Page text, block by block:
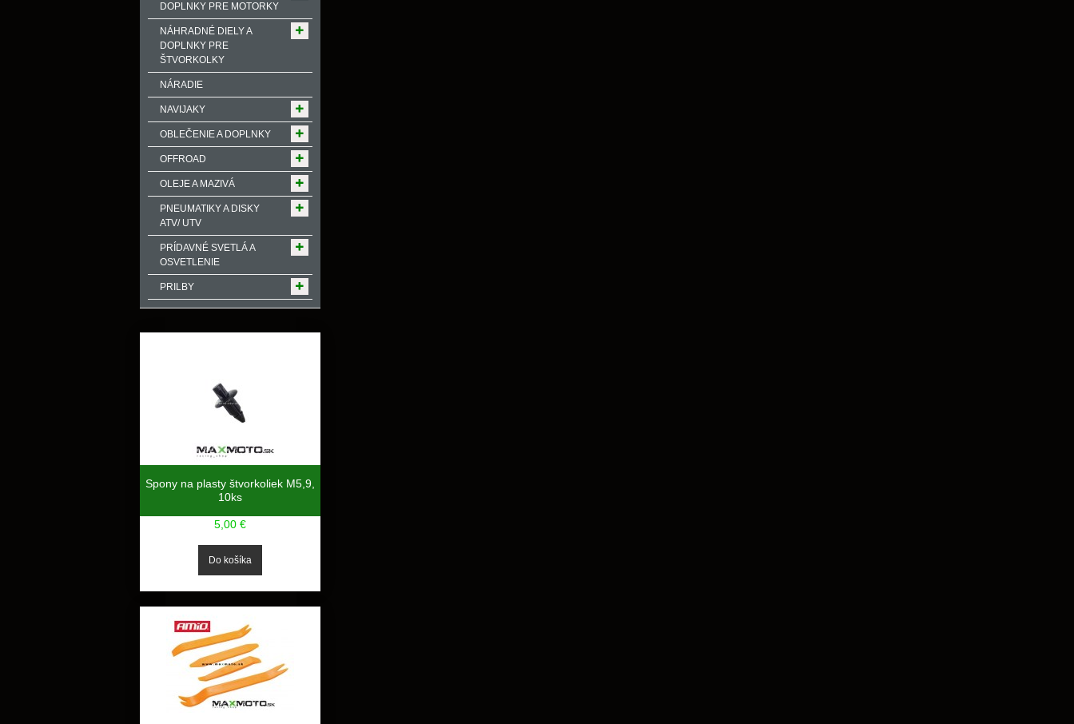
DOPLNKY PRE MOTORKY
NÁHRADNÉ DIELY A
DOPLNKY PRE
ŠTVORKOLKY
NÁRADIE
NAVIJAKY
OBLEČENIE A DOPLNKY
OFFROAD
OLEJE A MAZIVÁ
PNEUMATIKY A DISKY
ATV/ UTV
PRÍDAVNÉ SVETLÁ A
OSVETLENIE
PRILBY
Spony na plasty štvorkoliek M5,9,
10ks
5,00 €